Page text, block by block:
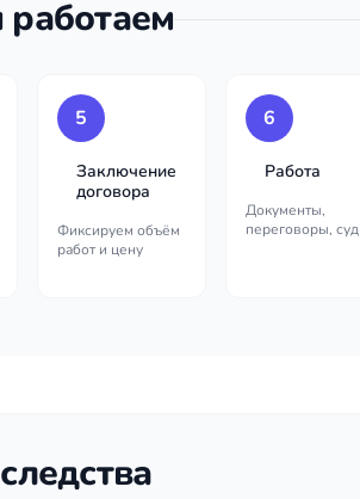
5
Заключение
договора
Фиксируем объём
работ и цену
6
Работа
Документы,
переговоры, суд